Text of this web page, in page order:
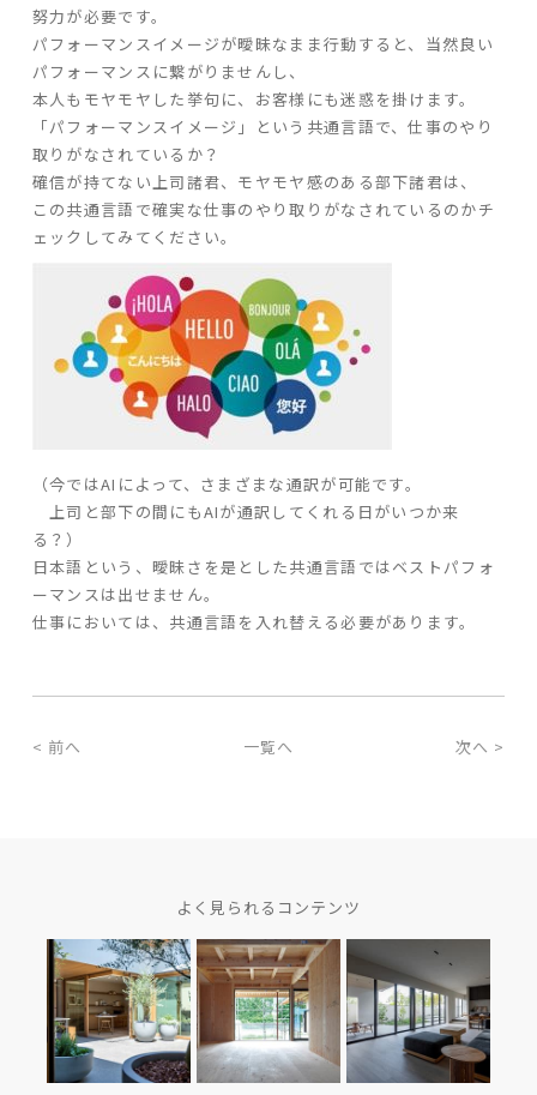
努力が必要です。
パフォーマンスイメージが曖昧なまま行動すると、当然良い
パフォーマンスに繋がりませんし、
本人もモヤモヤした挙句に、お客様にも迷惑を掛けます。
「パフォーマンスイメージ」という共通言語で、仕事のやり
取りがなされているか？
確信が持てない上司諸君、モヤモヤ感のある部下諸君は、
この共通言語で確実な仕事のやり取りがなされているのかチ
ェックしてみてください。
（今ではAIによって、さまざまな通訳が可能です。
上司と部下の間にもAIが通訳してくれる日がいつか来
る？）
日本語という、曖昧さを是とした共通言語ではベストパフォ
ーマンスは出せません。
仕事においては、共通言語を入れ替える必要があります。
< 前へ 一覧へ 次へ >
よく見られるコンテンツ